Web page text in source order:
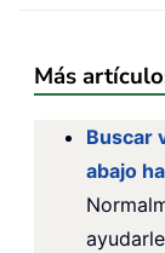
Más
Buscar
abajo